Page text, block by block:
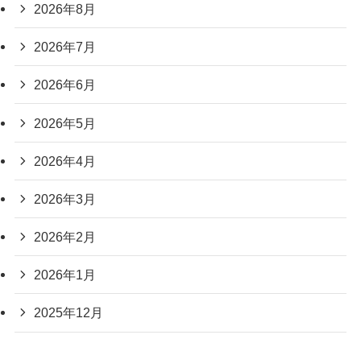
2026年8月
2026年7月
2026年6月
2026年5月
2026年4月
2026年3月
2026年2月
2026年1月
2025年12月